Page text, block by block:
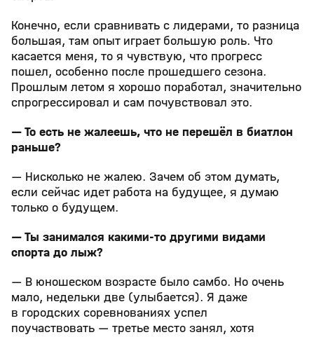
Конечно, если сравнивать с лидерами, то разница
большая, там опыт играет большую роль. Что
касается меня, то я чувствую, что прогресс
пошел, особенно после прошедшего сезона.
Прошлым летом я хорошо поработал, значительно
спрогрессировал и сам почувствовал это.
— То есть не жалеешь, что не перешёл в биатлон
раньше?
— Нисколько не жалею. Зачем об этом думать,
если сейчас идет работа на будущее, я думаю
только о будущем.
— Ты занимался какими-то другими видами
спорта до лыж?
— В юношеском возрасте было самбо. Но очень
мало, недельки две (улыбается). Я даже
в городских соревнованиях успел
поучаствовать — третье место занял, хотя